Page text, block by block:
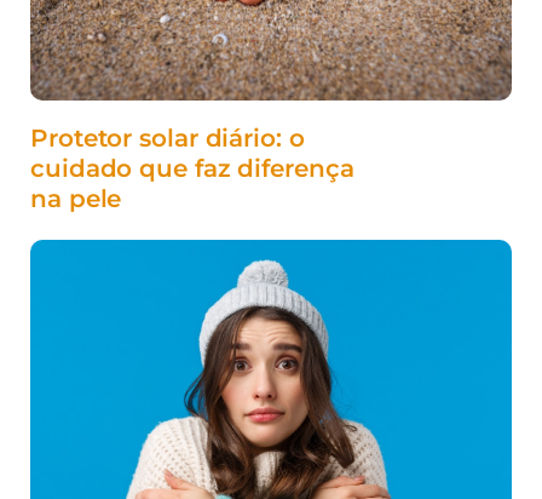
Protetor solar diário: o
cuidado que faz diferença
na pele